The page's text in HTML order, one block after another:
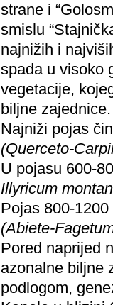
strane i
smislu
najnižih i
spada u visoko
vegetacije,
biljne zajednice.
Najniži pojas
(Querceto-
U pojasu 600-
Illyricum
Pojas 800-
(Abiete-
Pored naprijed
azonalne biljne
podlogom,